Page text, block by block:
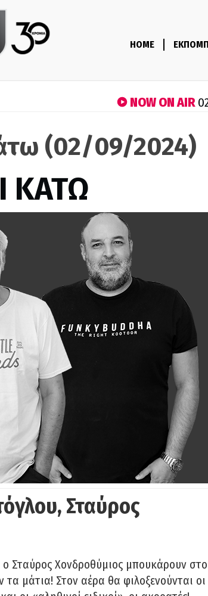
HOME
NOW ON AIR
(02/09/2024)
ΚΑΤΩ
Σταύρος
Σταύρος Χονδροθύμιος μπουκάρουν στο
τα μάτια! Στον αέρα θα φιλοξενούνται οι